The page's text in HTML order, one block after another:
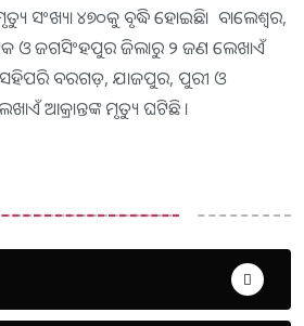
ସଂଖ୍ୟା ୪୭୦କୁ ବୃଦ୍ଧି ହୋଇଛି। ବାଲେଶ୍ବର,
ଓ ଜଗସିଂହପୁର ଜିଲାରୁ ୨ ଜଣ ଲେଖାଏଁ
ସେହିପରି ବରଗଡ଼, ଯାଜପୁର, ପୁରୀ ଓ
ଆକ୍ରାନ୍ତଙ୍କ ମୃତ୍ୟୁ ଘଟିଛି ।